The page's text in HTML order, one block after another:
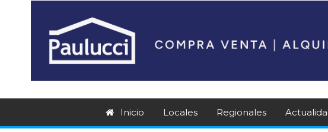
Inicio Locales Regionales